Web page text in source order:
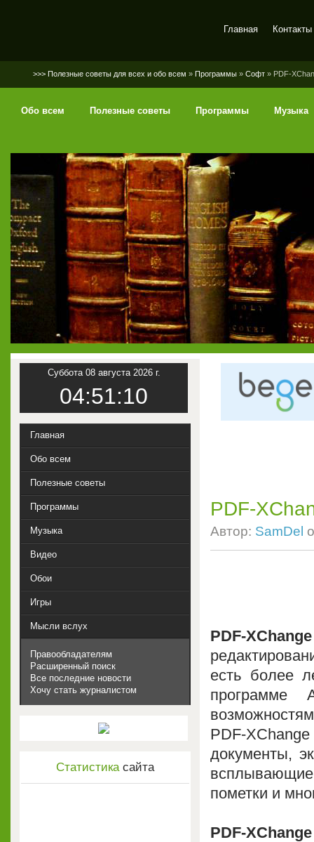
Главная Контакты
>>> Полезные советы для всех и обо всем » Программы » Софт » PDF-
Обо всем Полезные советы Программы Музыка
PDF-
Автор: SamDel
PDF-
есть более
программе
PDF-
документы,
пометки и
PDF-
Суббота 08 августа 2026 г.
04:51:11
Главная
Обо всем
Полезные советы
Программы
Музыка
Видео
Обои
Игры
Мысли вслух
Правообладателям
Расширенный поиск
Все последние новости
Хочу стать журналистом
Статистикасайта